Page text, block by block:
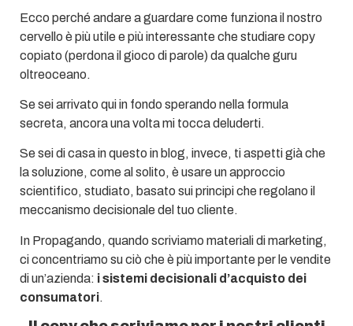
Ecco perché andare a guardare come funziona il nostro
cervello è più utile e più interessante che studiare copy
copiato (perdona il gioco di parole) da qualche guru
oltreoceano.
Se sei arrivato qui in fondo sperando nella formula
secreta, ancora una volta mi tocca deluderti.
Se sei di casa in questo in blog, invece, ti aspetti già che
la soluzione, come al solito, è usare un approccio
scientifico, studiato, basato sui principi che regolano il
meccanismo decisionale del tuo cliente.
In Propagando, quando scriviamo materiali di marketing,
ci concentriamo su ciò che è più importante per le vendite
di un’azienda: i sistemi decisionali d’acquisto dei
consumatori.